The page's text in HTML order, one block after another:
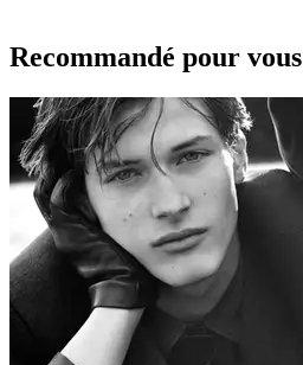
Recommandé pour vous